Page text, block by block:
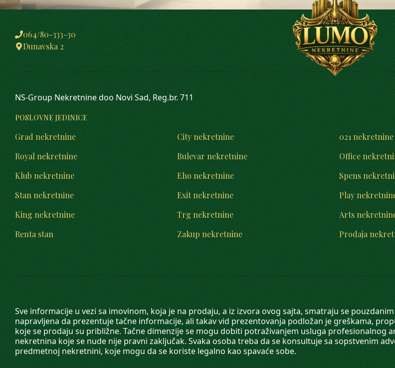
064/80-333-30
Dunavska 2
Sve informacije u vezi sa imovinom, koja je na prodaju, a iz izvora ovog sajta, smatraju se
napravljena da prezentuje tačne informacije, ali takav vid prezentovanja podložan je greškama,
koje se prodaju su približne. Tačne dimenzije se mogu dobiti potraživanjem usluga profesionalnog
nekretnina koje se nude nije pravni zaključak. Svaka osoba treba da se konsultuje sa sopstvenim
predmetnoj nekretnini, koje mogu da se koriste legalno kao spavaće sobe.
NS-Group Nekretnine doo Novi Sad, Reg.br. 711
POSLOVNE JEDINICE
Grad nekretnine City nekretnine 021 nekretnine
Royal nekretnine
Bulevar nekretnine Office
Klub nekretnine
Eho nekretnine Spens
Stan nekretnine
Exit nekretnine Play
King nekretnine
Trg nekretnine Arts
Renta stan
Zakup nekretnine Prodaja